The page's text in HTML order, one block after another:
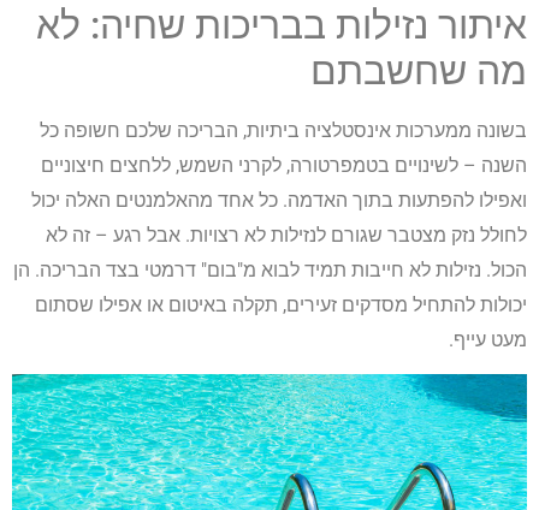
איתור נזילות בבריכות שחיה: לא
מה שחשבתם
בשונה ממערכות אינסטלציה ביתיות, הבריכה שלכם חשופה כל
השנה – לשינויים בטמפרטורה, לקרני השמש, ללחצים חיצוניים
ואפילו להפתעות בתוך האדמה. כל אחד מהאלמנטים האלה יכול
לחולל נזק מצטבר שגורם לנזילות לא רצויות. אבל רגע – זה לא
הכול. נזילות לא חייבות תמיד לבוא מ"בום" דרמטי בצד הבריכה. הן
יכולות להתחיל מסדקים זעירים, תקלה באיטום או אפילו שסתום
מעט עייף.